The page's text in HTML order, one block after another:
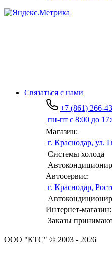
Связаться с нами
+7 (861) 266-
пн-пт с 8:00 до
Магазин:
г. Краснодар, ул.
Системы холода
Автосервис:
г. Краснодар,
Интернет-магазин:
Заказы
ООО "КТС" © 2003 - 2026